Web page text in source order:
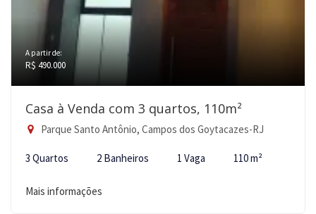
A partir de:
R$ 490.000
Casa à Venda com 3 quartos, 110m²
Parque Santo Antônio, Campos dos Goytacazes-RJ
3 Quartos 2 Banheiros 1 Vaga 110 m²
Mais informações